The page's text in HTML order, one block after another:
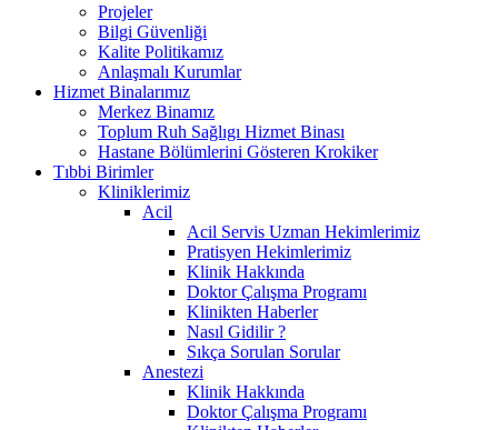
Projeler
Bilgi Güvenliği
Kalite Politikamız
Anlaşmalı Kurumlar
Hizmet Binalarımız
Merkez Binamız
Toplum Ruh Sağlıgı Hizmet Binası
Hastane Bölümlerini Gösteren Krokiker
Tıbbi Birimler
Kliniklerimiz
Acil
Acil Servis Uzman Hekimlerimiz
Pratisyen Hekimlerimiz
Klinik Hakkında
Doktor Çalışma Programı
Klinikten Haberler
Nasıl Gidilir ?
Sıkça Sorulan Sorular
Anestezi
Klinik Hakkında
Doktor Çalışma Programı